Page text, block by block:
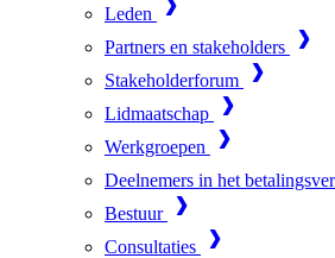
Leden
Partners en stakeholders
Stakeholderforum
Lidmaatschap
Werkgroepen
Deelnemers in het
Bestuur
Consultaties